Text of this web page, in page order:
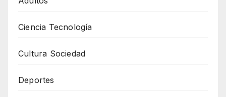
Ciencia Tecnología
Cultura Sociedad
Deportes